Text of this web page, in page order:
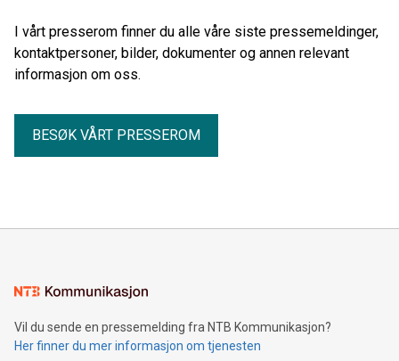
I vårt presserom finner du alle våre siste pressemeldinger,
kontaktpersoner, bilder, dokumenter og annen relevant
informasjon om oss.
BESØK VÅRT PRESSEROM
Vil du sende en pressemelding fra NTB Kommunikasjon?
Her finner du mer informasjon om tjenesten